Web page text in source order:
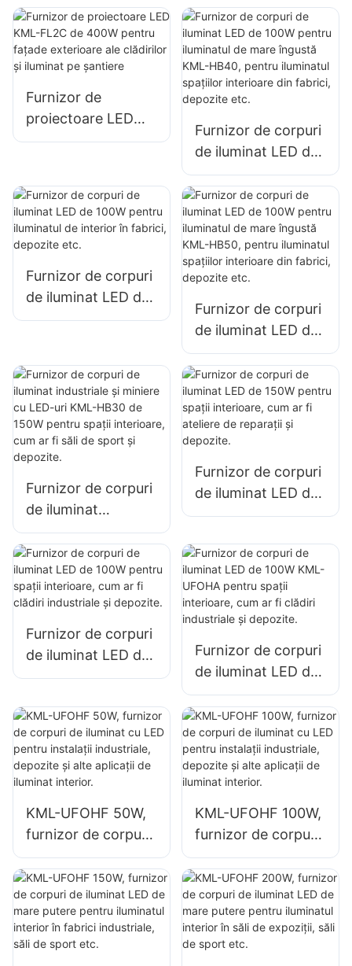
pentru panouri
publicitare
exterioare și
iluminat publicitar
de mari dimensiuni
Furnizor de
proiectoare LED
KML-FL2C de
fațade exterioare
ale clădirilor și
iluminat pe șantiere
Furnizor de corpuri
de iluminat LED de
100W pentru
iluminatul de mare
îngustă KML-HB40,
pentru iluminatul
spațiilor interioare
din fabrici,
depozite etc.
Furnizor de corpuri
de iluminat LED de
100W pentru
interior în fabrici,
depozite etc.
Furnizor de corpuri
de iluminat LED de
100W pentru
iluminatul de mare
îngustă KML-HB50,
pentru iluminatul
spațiilor interioare
depozite etc.
Furnizor de corpuri
de iluminat
industriale și
miniere cu LED-uri
KML-HB30 de
150W pentru spații
săli de sport și
depozite.
Furnizor de corpuri
de iluminat LED de
150W pentru spații
ateliere de reparații
și depozite.
Furnizor de corpuri
de iluminat LED de
100W pentru spații
clădiri industriale și
depozite.
Furnizor de corpuri
de iluminat LED de
100W KML-UFOHA
pentru spații
interioare, cum ar fi
clădiri industriale și
depozite.
KML-UFOHF 50W,
furnizor de corpuri
de iluminat cu LED
pentru instalații
industriale,
depozite și alte
aplicații de iluminat
KML-UFOHF 100W,
furnizor de corpuri
de iluminat cu LED
pentru instalații
industriale,
depozite și alte
aplicații de iluminat